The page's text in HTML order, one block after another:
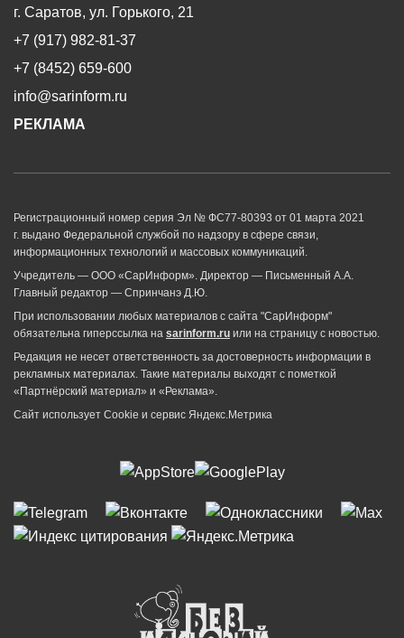
г. Саратов, ул. Горького, 21
+7 (917) 982-81-37
+7 (8452) 659-600
info@sarinform.ru
РЕКЛАМА
Регистрационный номер серия Эл № ФС77-80393 от 01 марта 2021
г. выдано Федеральной службой по надзору в сфере связи,
информационных технологий и массовых коммуникаций.
Учредитель — ООО «СарИнформ». Директор — Письменный А.А.
Главный редактор — Спринчанэ Д.Ю.
При использовании любых материалов с сайта "СарИнформ"
обязательна гиперссылка на sarinform.ru или на страницу с новостью.
Редакция не несет ответственность за достоверность информации в
рекламных материалах. Такие материалы выходят с пометкой
«Партнёрский материал» и «Реклама».
Сайт использует Cookie и сервиc Яндекс.Метрика